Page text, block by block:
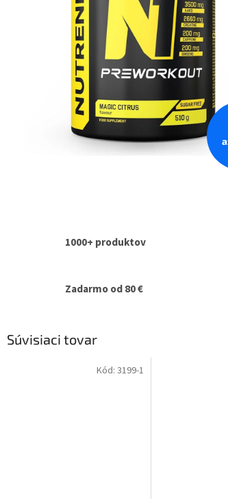
1000+ produktov
Zadarmo od 80 €
Súvisiaci tovar
Kód: 3199-1